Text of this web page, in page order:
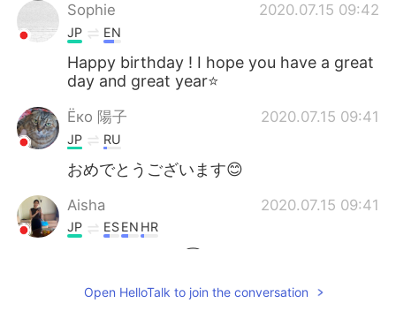
Sophie 2020.07.15 09:42
JP EN
Happy birthday ! I hope you have a great
day and great year⭐
Ёко 陽子 2020.07.15 09:41
JP RU
おめでとうございます😊
Aisha 2020.07.15 09:41
JP ESEN HR
Open HelloTalk to join the conversation